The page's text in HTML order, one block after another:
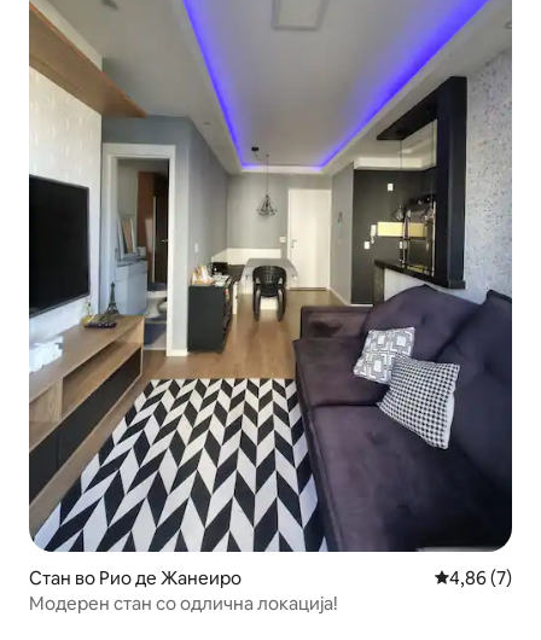
Стан во Рио де Жанеиро Просечна
4,86 (7)
Модерен стан со одлична локација!